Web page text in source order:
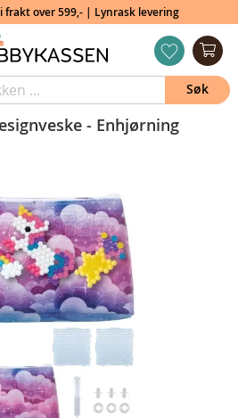
frakt over 599,- | Lynrask levering
- Enhjørning
Søk
ønskeliste